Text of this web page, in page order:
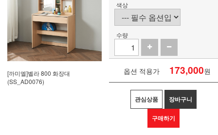
[까미엘]벨라 800 화장대
(SS_AD0076)
색상
수량
옵션 적용가 173,000원
관심상품 장바구니
구매하기